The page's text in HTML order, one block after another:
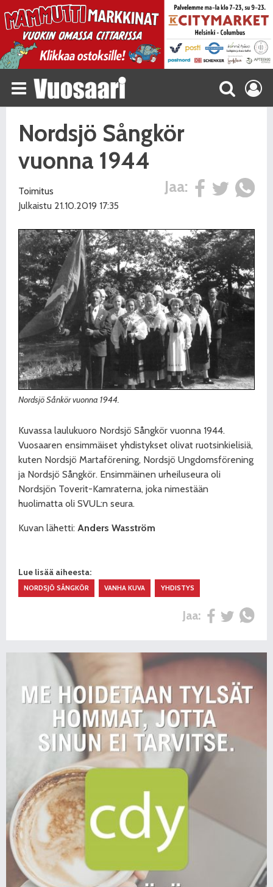
Nordsjö Sångkör
vuonna 1944
Jaa:
Toimitus
Julkaistu 21.10.2019 17:35
Nordsjö Sånkör vuonna 1944.
Kuvassa laulukuoro Nordsjö Sångkör vuonna 1944.
Vuosaaren ensimmäiset yhdistykset olivat ruotsinkielisiä,
kuten Nordsjö Martaförening, Nordsjö Ungdomsförening
ja Nordsjö Sångkör. Ensimmäinen urheiluseura oli
Nordsjön Toverit-Kamraterna, joka nimestään
huolimatta oli SVUL:n seura.
Kuvan lähetti: Anders Wasström
Lue lisää aiheesta:
NORDSJÖ SÅNGKÖR VANHA KUVA YHDISTYS
Jaa: